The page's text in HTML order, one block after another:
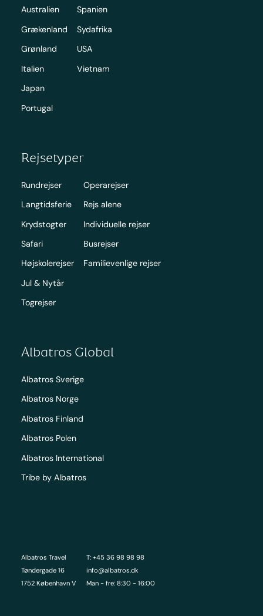
Australien
Grækenland
Grønland
Italien
Japan
Portugal
Spanien
Sydafrika
USA
Vietnam
Albatros Travel
Tøndergade 16
1752 København V
T: +45 36 98 98 98
info@albatros.dk
Man - fre: 8:30 - 16:00
Rejsetyper
Rundrejser
Langtidsferie
Krydstogter
Safari
Højskolerejser
Jul & Nytår
Togrejser
Operarejser
Rejs alene
Individuelle rejser
Busrejser
Familievenlige rejser
Albatros Global
Albatros Sverige
Albatros Norge
Albatros Finland
Albatros Polen
Albatros International
Tribe by Albatros